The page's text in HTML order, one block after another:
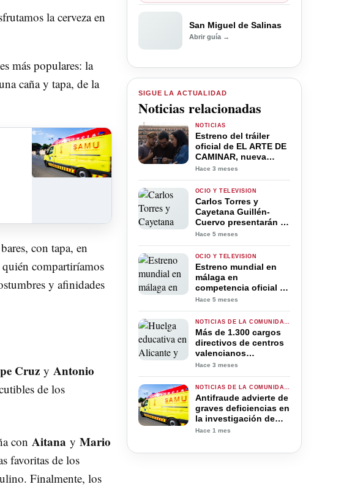
la cerveza en
más populares: la
caña y tapa, de la
con tapa, en
quién compartiríamos
y afinidades
Cruz y Antonio
de los
con Aitana y Mario
favoritas de los
Finalmente, los
San Miguel de Salinas
Abrir guía →
SIGUE LA ACTUALIDAD
Noticias relacionadas
NOTICIAS
Estreno del tráiler
oficial de EL ARTE DE
CAMINAR, nueva
película del cineasta
Antonio Chavero
Hace 3 meses
OCIO Y TELEVISIÓN
Carlos Torres y
Cayetana Guillén-
Cuervo presentarán la
XIII edición de los
XCARET
Hace 5 meses
OCIO Y TELEVISIÓN
Estreno mundial en
málaga en
competencia oficial de
«mil pedazos» de
martín/ coproducción
chile, españa y
argentina
Hace 5 meses
NOTICIAS DE LA COMUNIDAD VALENCIANA
Más de 1.300 cargos
directivos de centros
valencianos
amenazan con dimitir
huelga docente
Hace 3 meses
NOTICIAS DE LA COMUNIDAD VALENCIANA
Antifraude advierte de
graves deficiencias en
la investigación de
varias denuncias por
Hace 1 mes